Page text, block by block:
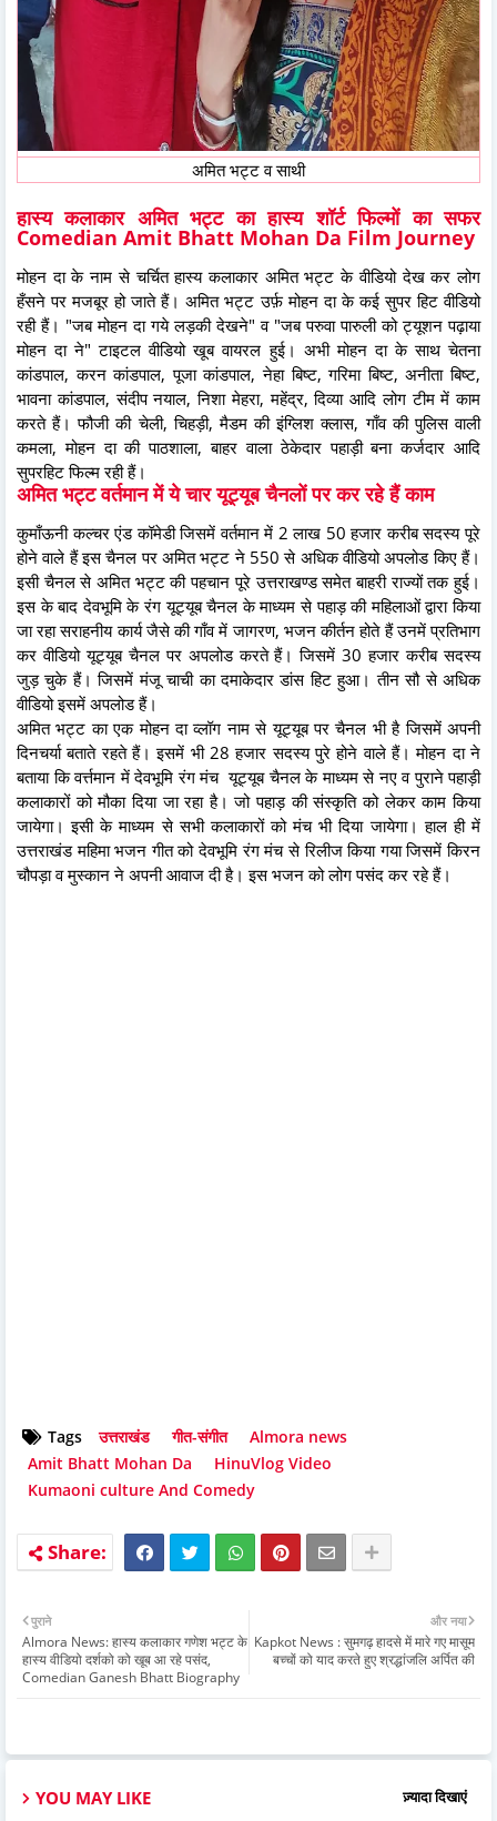
अमित भट्ट व साथी
हास्य कलाकार अमित भट्ट का हास्य शॉर्ट फिल्मों का सफर
Comedian Amit Bhatt Mohan Da Film Journey
मोहन दा के नाम से चर्चित हास्य कलाकार अमित भट्ट के वीडियो देख कर लोग
हँसने पर मजबूर हो जाते हैं। अमित भट्ट उर्फ़ मोहन दा के कई सुपर हिट वीडियो
रही हैं। "जब मोहन दा गये लड़की देखने" व "जब परुवा पारुली को ट्यूशन पढ़ाया
मोहन दा ने" टाइटल वीडियो खूब वायरल हुई। अभी मोहन दा के साथ चेतना
कांडपाल, करन कांडपाल, पूजा कांडपाल, नेहा बिष्ट, गरिमा बिष्ट, अनीता बिष्ट,
भावना कांडपाल, संदीप नयाल, निशा मेहरा, महेंद्र, दिव्या आदि लोग टीम में काम
करते हैं। फौजी की चेली, चिहड़ी, मैडम की इंग्लिश क्लास, गाँव की पुलिस वाली
कमला, मोहन दा की पाठशाला, बाहर वाला ठेकेदार पहाड़ी बना कर्जदार आदि
सुपरहिट फिल्म रही हैं।
अमित भट्ट वर्तमान में ये चार यूट्यूब चैनलों पर कर रहे हैं काम
कुमाँऊनी कल्चर एंड कॉमेडी जिसमें वर्तमान में 2 लाख 50 हजार करीब सदस्य पूरे
होने वाले हैं इस चैनल पर अमित भट्ट ने 550 से अधिक वीडियो अपलोड किए हैं।
इसी चैनल से अमित भट्ट की पहचान पूरे उत्तराखण्ड समेत बाहरी राज्यों तक हुई।
इस के बाद देवभूमि के रंग यूट्यूब चैनल के माध्यम से पहाड़ की महिलाओं द्वारा किया
जा रहा सराहनीय कार्य जैसे की गाँव में जागरण, भजन कीर्तन होते हैं उनमें प्रतिभाग
कर वीडियो यूट्यूब चैनल पर अपलोड करते हैं। जिसमें 30 हजार करीब सदस्य
जुड़ चुके हैं। जिसमें मंजू चाची का दमाकेदार डांस हिट हुआ। तीन सौ से अधिक
वीडियो इसमें अपलोड हैं।
अमित भट्ट का एक मोहन दा व्लॉग नाम से यूट्यूब पर चैनल भी है जिसमें अपनी
दिनचर्या बताते रहते हैं। इसमें भी 28 हजार सदस्य पुरे होने वाले हैं। मोहन दा ने
बताया कि वर्त्तमान में देवभूमि रंग मंच यूट्यूब चैनल के माध्यम से नए व पुराने पहाड़ी
कलाकारों को मौका दिया जा रहा है। जो पहाड़ की संस्कृति को लेकर काम किया
जायेगा। इसी के माध्यम से सभी कलाकारों को मंच भी दिया जायेगा। हाल ही में
उत्तराखंड महिमा भजन गीत को देवभूमि रंग मंच से रिलीज किया गया जिसमें किरन
चौपड़ा व मुस्कान ने अपनी आवाज दी है। इस भजन को लोग पसंद कर रहे हैं।
Tags उत्तराखंड गीत-संगीत
Almora news
Amit Bhatt Mohan Da
HinuVlog Video
Kumaoni culture And Comedy
और नया
Kapkot News : सुमगढ़ हादसे में मारे गए मासूम
बच्चों को याद करते हुए श्रद्धांजलि अर्पित की
पुराने
Almora News: हास्य कलाकार गणेश भट्ट के
हास्य वीडियो दर्शको को खूब आ रहे पसंद,
Comedian Ganesh Bhatt Biography
YOU MAY LIKE ज़्यादा दिखाएं